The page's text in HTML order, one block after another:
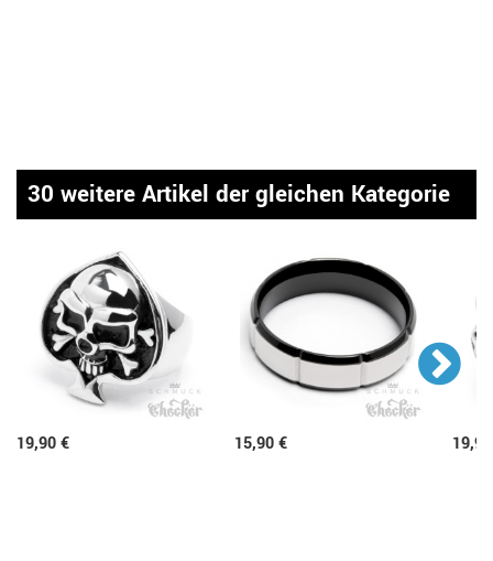
30 weitere Artikel der gleichen Kategorie
19,90 € 15,90 €